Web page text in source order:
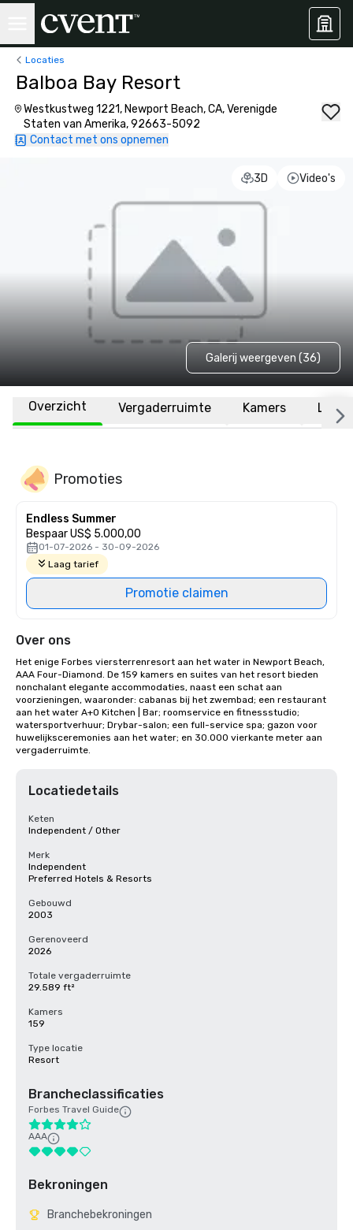
Locaties
Balboa Bay Resort
Westkustweg 1221, Newport Beach, CA, Verenigde
Staten van Amerika, 92663-5092
Contact met ons opnemen
3D Video's
Galerij weergeven (36)
Overzicht Vergaderruimte Kamers
Promoties
Endless Summer
Bespaar US$ 5.000,00
01-07-2026 - 30-09-2026
Laag tarief
Promotie claimen
Over ons
Het enige Forbes viersterrenresort aan het water in Newport Beach,
AAA Four-Diamond. De 159 kamers en suites van het resort bieden
nonchalant elegante accommodaties, naast een schat aan
voorzieningen, waaronder: cabanas bij het zwembad; een restaurant
aan het water A+O Kitchen | Bar; roomservice en fitnessstudio;
watersportverhuur; Drybar-salon; een full-service spa; gazon voor
huwelijksceremonies aan het water; en 30.000 vierkante meter aan
vergaderruimte.
Locatiedetails
Keten
Independent / Other
Merk
Independent
Preferred Hotels & Resorts
Gebouwd
2003
Gerenoveerd
2026
Totale vergaderruimte
29.589 ft²
Kamers
159
Type locatie
Resort
Brancheclassificaties
Forbes Travel Guide
AAA
Bekroningen
Branchebekroningen